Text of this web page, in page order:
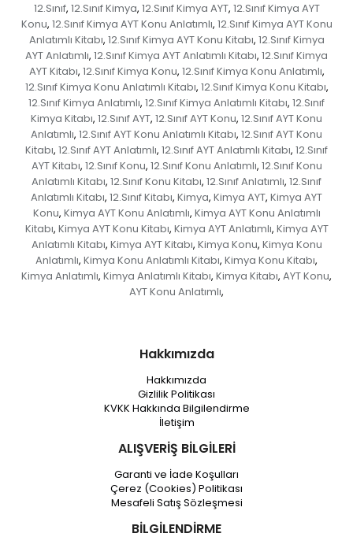
12.Sınıf, 12.Sınıf Kimya, 12.Sınıf Kimya AYT, 12.Sınıf Kimya AYT
Konu, 12.Sınıf Kimya AYT Konu Anlatımlı, 12.Sınıf Kimya AYT Konu
Anlatımlı Kitabı, 12.Sınıf Kimya AYT Konu Kitabı, 12.Sınıf Kimya
AYT Anlatımlı, 12.Sınıf Kimya AYT Anlatımlı Kitabı, 12.Sınıf Kimya
AYT Kitabı, 12.Sınıf Kimya Konu, 12.Sınıf Kimya Konu Anlatımlı,
12.Sınıf Kimya Konu Anlatımlı Kitabı, 12.Sınıf Kimya Konu Kitabı,
12.Sınıf Kimya Anlatımlı, 12.Sınıf Kimya Anlatımlı Kitabı, 12.Sınıf
Kimya Kitabı, 12.Sınıf AYT, 12.Sınıf AYT Konu, 12.Sınıf AYT Konu
Anlatımlı, 12.Sınıf AYT Konu Anlatımlı Kitabı, 12.Sınıf AYT Konu
Kitabı, 12.Sınıf AYT Anlatımlı, 12.Sınıf AYT Anlatımlı Kitabı, 12.Sınıf
AYT Kitabı, 12.Sınıf Konu, 12.Sınıf Konu Anlatımlı, 12.Sınıf Konu
Anlatımlı Kitabı, 12.Sınıf Konu Kitabı, 12.Sınıf Anlatımlı, 12.Sınıf
Anlatımlı Kitabı, 12.Sınıf Kitabı, Kimya, Kimya AYT, Kimya AYT
Konu, Kimya AYT Konu Anlatımlı, Kimya AYT Konu Anlatımlı
Kitabı, Kimya AYT Konu Kitabı, Kimya AYT Anlatımlı, Kimya AYT
Anlatımlı Kitabı, Kimya AYT Kitabı, Kimya Konu, Kimya Konu
Anlatımlı, Kimya Konu Anlatımlı Kitabı, Kimya Konu Kitabı,
Kimya Anlatımlı, Kimya Anlatımlı Kitabı, Kimya Kitabı, AYT Konu,
AYT Konu Anlatımlı,
Hakkımızda
Hakkımızda
Gizlilik Politikası
KVKK Hakkında Bilgilendirme
İletişim
ALIŞVERİŞ BİLGİLERİ
Garanti ve İade Koşulları
Çerez (Cookies) Politikası
Mesafeli Satış Sözleşmesi
BİLGİLENDİRME